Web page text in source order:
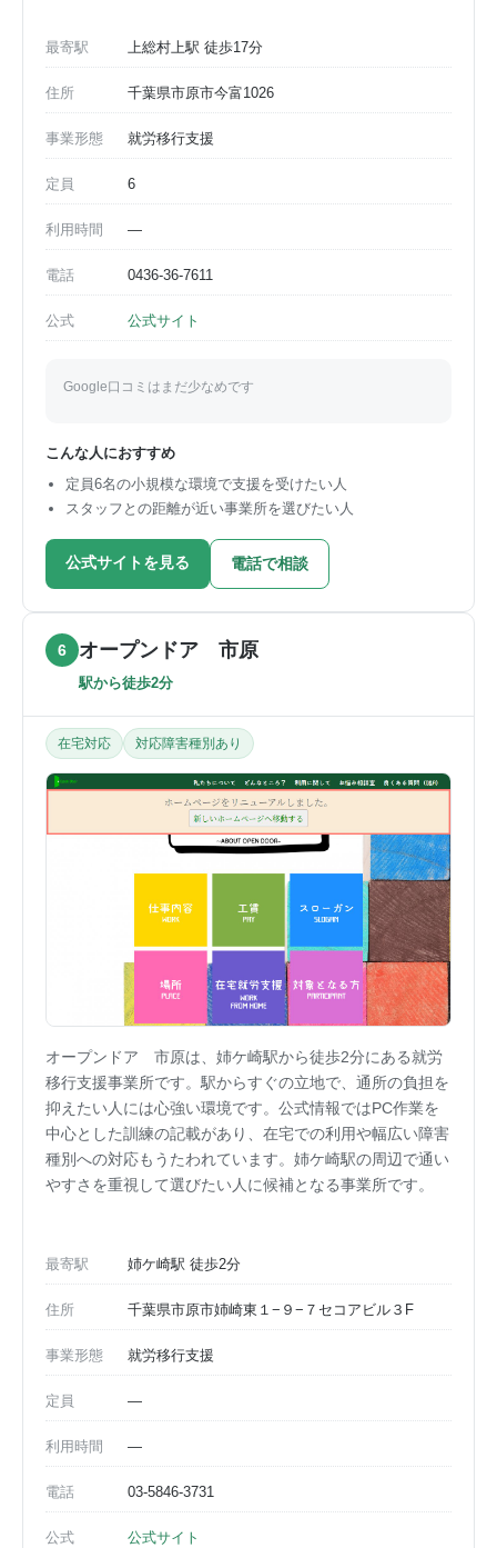
最寄駅 上総村上駅 徒歩17分
住所 千葉県市原市今富1026
事業形態 就労移行支援
定員 6
利用時間 —
電話 0436-36-7611
公式 公式サイト
Google口コミはまだ少なめです
こんな人におすすめ
定員6名の小規模な環境で支援を受けたい人
スタッフとの距離が近い事業所を選びたい人
公式サイトを見る 電話で相談
6 オープンドア 市原
駅から徒歩2分
在宅対応 対応障害種別あり
オープンドア 市原は、姉ケ崎駅から徒歩2分にある就労
移行支援事業所です。駅からすぐの立地で、通所の負担を
抑えたい人には心強い環境です。公式情報ではPC作業を
中心とした訓練の記載があり、在宅での利用や幅広い障害
種別への対応もうたわれています。姉ケ崎駅の周辺で通い
やすさを重視して選びたい人に候補となる事業所です。
最寄駅 姉ケ崎駅 徒歩2分
住所 千葉県市原市姉崎東１−９−７セコアビル３F
事業形態 就労移行支援
定員 —
利用時間 —
電話 03-5846-3731
公式 公式サイト